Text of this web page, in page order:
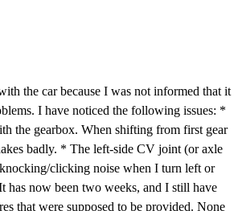
the car because I was not informed that it
I have noticed the following issues: *
the gearbox. When shifting from first gear
badly. * The left-side CV joint (or axle
clicking noise when I turn left or
has now been two weeks, and I still have
that were supposed to be provided. None